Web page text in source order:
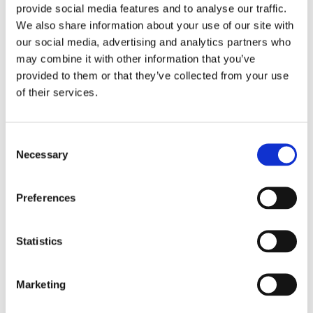
provide social media features and to analyse our traffic.
We also share information about your use of our site with
our social media, advertising and analytics partners who
may combine it with other information that you’ve
provided to them or that they’ve collected from your use
of their services.
Selection
Necessary
Preferences
Statistics
Marketing
430kr
Velg alternativ